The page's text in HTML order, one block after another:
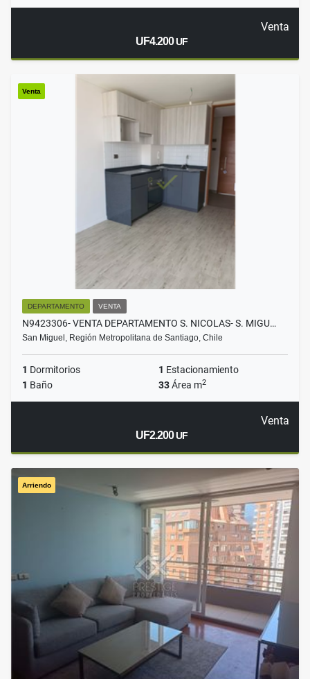
Venta
UF4.200UF
Venta
DEPARTAMENTO VENTA
N9423306- VENTA DEPARTAMENTO S. NICOLAS- S. MIGU…
San Miguel, Región Metropolitana de Santiago, Chile
1 Dormitorios 1 Estacionamiento
1 Baño 33Área m2
Venta
UF2.200UF
Arriendo